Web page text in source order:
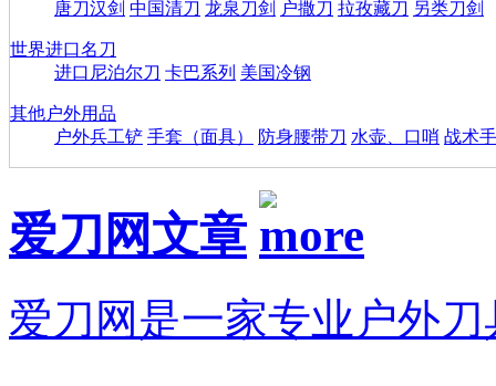
唐刀汉剑 中国清刀 龙泉刀剑 户撒刀 拉孜藏刀 另类刀剑
世界进口名刀
进口尼泊尔刀 卡巴系列 美国冷钢
其他户外用品
户外兵工铲 手套（面具） 防身腰带刀 水壶、口哨 战术
爱刀网文章
爱刀网是一家专业户外